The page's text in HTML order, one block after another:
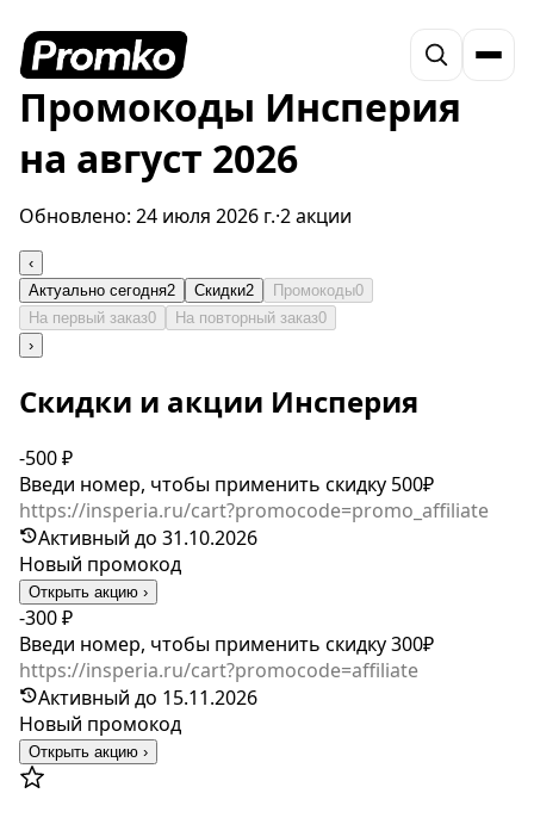
Промокоды Инсперия
на август 2026
Обновлено: 24 июля 2026 г.·2 акции
‹
Актуально сегодня2 Скидки2 Промокоды0
На первый заказ0 На повторный заказ0
›
Скидки и акции Инсперия
-500 ₽
Введи номер, чтобы применить скидку 500₽
https://insperia.ru/cart?promocode=promo_affiliate
Активный до 31.10.2026
Новый промокод
Открыть акцию ›
-300 ₽
Введи номер, чтобы применить скидку 300₽
https://insperia.ru/cart?promocode=affiliate
Активный до 15.11.2026
Новый промокод
Открыть акцию ›